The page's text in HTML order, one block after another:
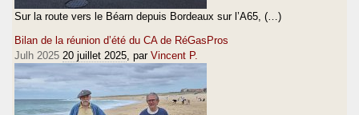
Sur la route vers le Béarn depuis Bordeaux sur l’A65, (…)
Bilan de la réunion d’été du CA de RéGasPros
Julh 2025 20 juillet 2025 , par Vincent P.